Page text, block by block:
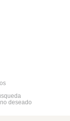
deseado